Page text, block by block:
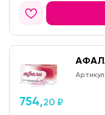
Артикул:
754,20 ₽